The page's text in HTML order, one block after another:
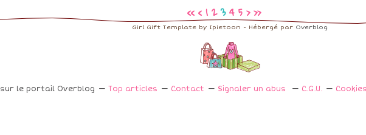
<< < 1 2 3 4 5 > >>
Girl Gift Template by Ipietoon - Hébergé par Overblog
sur le portail Overblog Top articles Contact Signaler un abus C.G.U.